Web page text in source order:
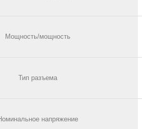
Мощность/мощность
Тип разъема
напряжение